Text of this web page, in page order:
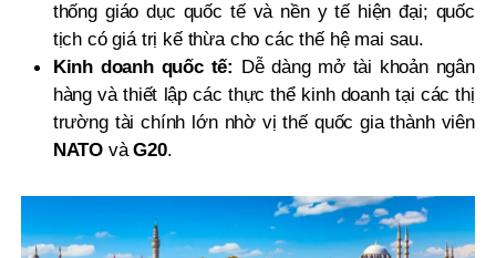
thống giáo dục quốc tế và nền y tế hiện đại; quốc
tịch có giá trị kế thừa cho các thế hệ mai sau.
Kinh doanh quốc tế:
Dễ dàng mở tài khoản ngân
hàng và thiết lập các thực thể kinh doanh tại các thị
trường tài chính lớn nhờ vị thế quốc gia thành viên
NATO vàG20.